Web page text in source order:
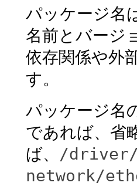
パッケージ名
名前とバージ
依存関係や外
す。
パッケージ名
であれば、省
ば、 /driver/
network/